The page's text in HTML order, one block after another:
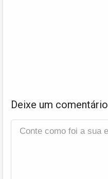
Deixe um comentário